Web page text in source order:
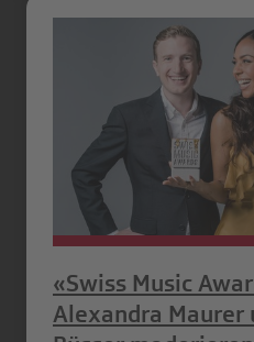
«Swiss Music
Alexandra Maurer